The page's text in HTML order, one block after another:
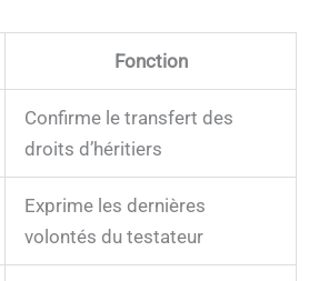
Fonction
Confirme le transfert des
droits d’héritiers
Exprime les dernières
volontés du testateur